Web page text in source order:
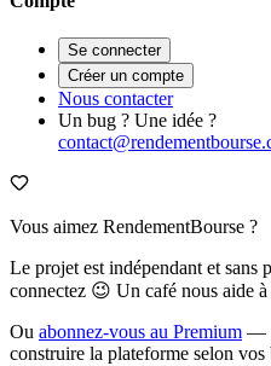
Se connecter
Créer un compte
Nous contacter
Un bug ? Une idée ?
Vous aimez RendementBourse ?
Le projet est indépendant et
connectez 😉 Un café nous aide
Ou abonnez-vous au Premium —
construire la plateforme selon vos